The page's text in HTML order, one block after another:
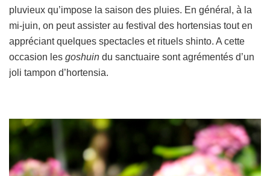
pluvieux qu’impose la saison des pluies. En général, à la
mi-juin, on peut assister au festival des hortensias tout en
appréciant quelques spectacles et rituels shinto. A cette
occasion les goshuin du sanctuaire sont agrémentés d’un
joli tampon d’hortensia.